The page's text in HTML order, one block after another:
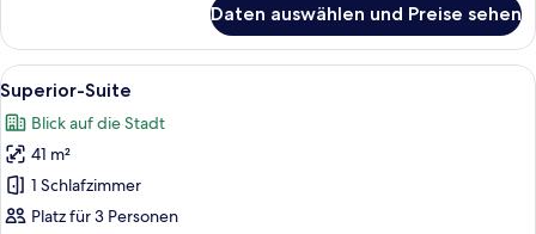
Zimmer,
Gartenblick
Daten auswählen und Preise sehen
Alle
Fotos
für
Superior-
Suite
anzeigen
Ein modernes Hotelzimmer mit
5
Superior-Suite
Blick auf die Stadt
41 m²
1 Schlafzimmer
Platz für 3 Personen